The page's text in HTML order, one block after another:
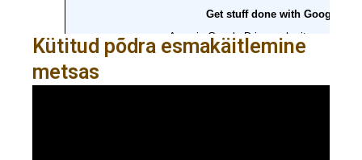
Kütitud põdra esmakäitlemine
metsas